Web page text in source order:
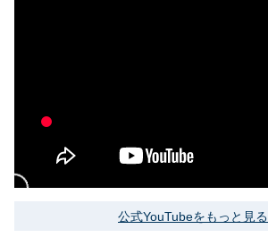
公式YouTubeをもっと見る